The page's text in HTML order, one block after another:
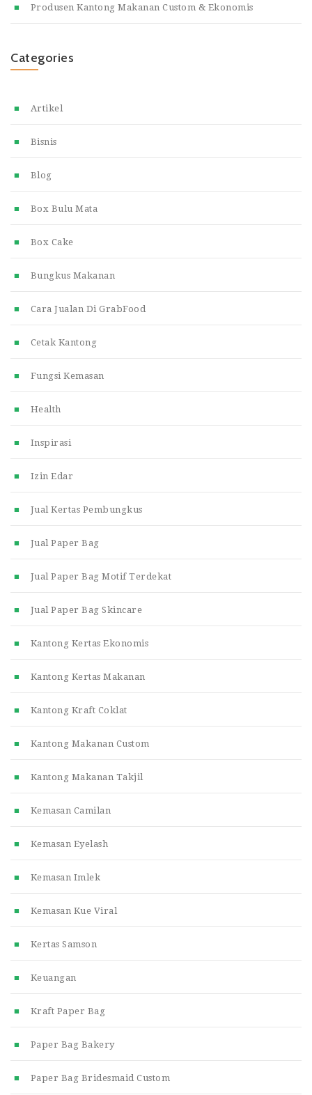
Produsen Kantong Makanan Custom & Ekonomis
Categories
Artikel
Bisnis
Blog
Box Bulu Mata
Box Cake
Bungkus Makanan
Cara Jualan Di GrabFood
Cetak Kantong
Fungsi Kemasan
Health
Inspirasi
Izin Edar
Jual Kertas Pembungkus
Jual Paper Bag
Jual Paper Bag Motif Terdekat
Jual Paper Bag Skincare
Kantong Kertas Ekonomis
Kantong Kertas Makanan
Kantong Kraft Coklat
Kantong Makanan Custom
Kantong Makanan Takjil
Kemasan Camilan
Kemasan Eyelash
Kemasan Imlek
Kemasan Kue Viral
Kertas Samson
Keuangan
Kraft Paper Bag
Paper Bag Bakery
Paper Bag Bridesmaid Custom